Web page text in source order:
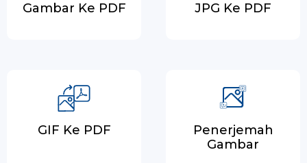
Gambar Ke PDF JPG Ke PDF
GIF Ke PDF
Penerjemah
Gambar